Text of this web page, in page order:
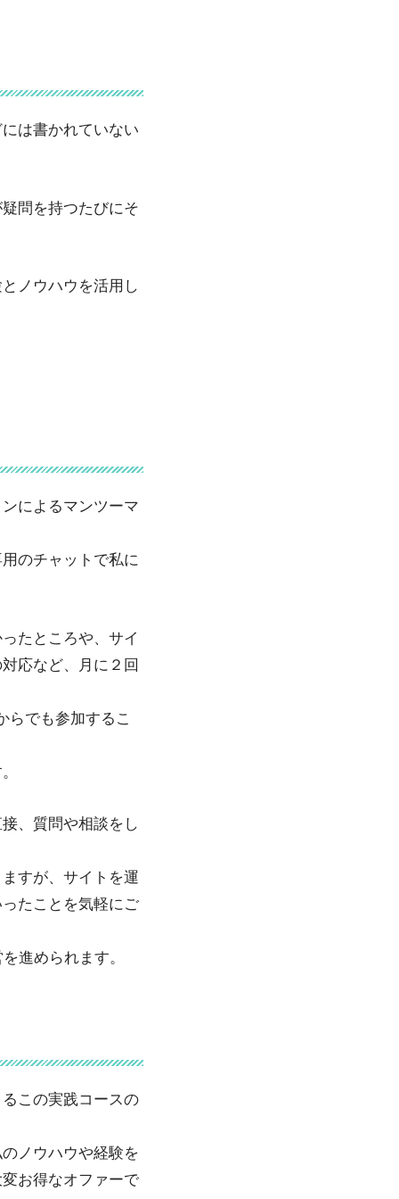
は書かれていない
問を持つたびにそ
ノウハウを活用し
によるマンツーマ
のチャットで私に
たところや、サイ
応など、月に２回
らでも参加するこ
、質問や相談をし
すが、サイトを運
たことを気軽にご
進められます。
この実践コースの
ノウハウや経験を
お得なオファーで